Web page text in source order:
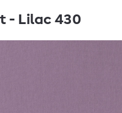
- Lilac 430